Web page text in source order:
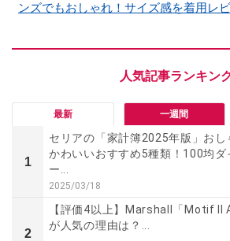
ンズでもおしゃれ！サイズ感を着用レ
最新 一週間
1
セリアの「家計簿2025年版」おし
かわいいおすすめ5種類！100均ダ
ー...
2025/03/18
2
【評価4以上】Marshall「Motif II
が人気の理由は？...